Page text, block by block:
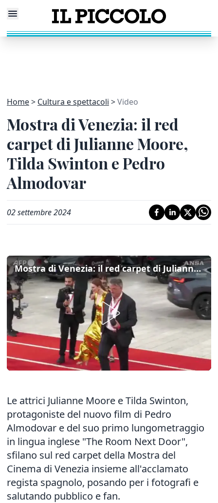
Home Cultura e spettacoli Video
Mostra di Venezia: il red
carpet di Julianne Moore,
Tilda Swinton e Pedro
Almodovar
02 settembre 2024
Mostra di Venezia: il red carpet di Julianne Moore, Tilda Swinton e Pedro Almodovar
Le attrici Julianne Moore e Tilda Swinton,
protagoniste del nuovo film di Pedro
Almodovar e del suo primo lungometraggio
in lingua inglese "The Room Next Door",
sfilano sul red carpet della Mostra del
Cinema di Venezia insieme all'acclamato
regista spagnolo, posando per i fotografi e
salutando pubblico e fan.